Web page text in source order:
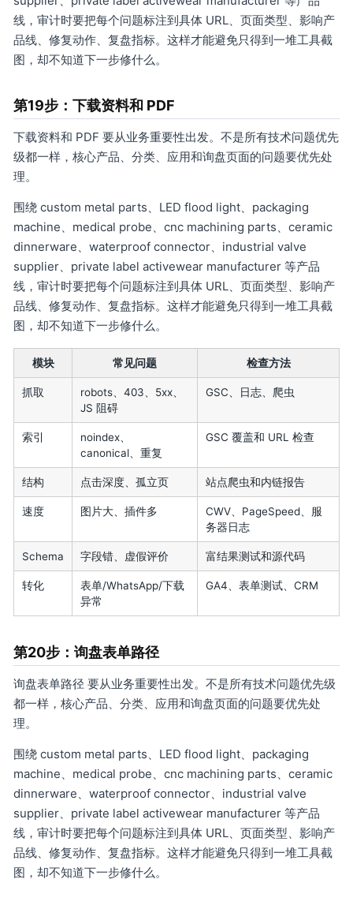
线，审计时要把每个问题标注到具体 URL、页面类型、影响产
品线、修复动作、复盘指标。这样才能避免只得到一堆工具截
图，却不知道下一步修什么。
第19步：下载资料和 PDF
下载资料和 PDF 要从业务重要性出发。不是所有技术问题优先
级都一样，核心产品、分类、应用和询盘页面的问题要优先处
理。
围绕 custom metal parts、LED flood light、packaging
machine、medical probe、cnc machining parts、ceramic
dinnerware、waterproof connector、industrial valve
supplier、private label activewear manufacturer 等产品
线，审计时要把每个问题标注到具体 URL、页面类型、影响产
品线、修复动作、复盘指标。这样才能避免只得到一堆工具截
图，却不知道下一步修什么。
模块 常见问题 检查方法
抓取
robots、403、5xx、
JS 阻碍
GSC、日志、爬虫
索引
noindex、
canonical、重复
GSC 覆盖和 URL 检查
结构 点击深度、孤立页 站点爬虫和内链报告
速度 图片大、插件多
CWV、PageSpeed、服
务器日志
Schema 字段错、虚假评价 富结果测试和源代码
转化
表单/WhatsApp/下载
异常
GA4、表单测试、CRM
第20步：询盘表单路径
询盘表单路径 要从业务重要性出发。不是所有技术问题优先级
都一样，核心产品、分类、应用和询盘页面的问题要优先处
理。
围绕 custom metal parts、LED flood light、packaging
machine、medical probe、cnc machining parts、ceramic
dinnerware、waterproof connector、industrial valve
supplier、private label activewear manufacturer 等产品
线，审计时要把每个问题标注到具体 URL、页面类型、影响产
品线、修复动作、复盘指标。这样才能避免只得到一堆工具截
图，却不知道下一步修什么。